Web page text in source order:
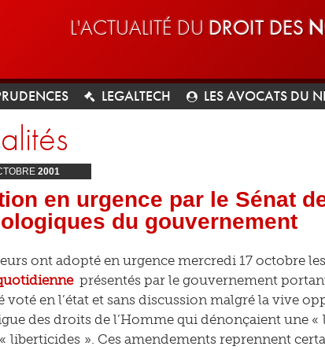
L'ACTUALITÉ DU DROIT DES
LEGALTECH LES AVOCATS DU
2001
en urgence par le Sénat
du gouvernement
ont adopté en urgence mercredi 17 octobre
présentés par le gouvernement
voté en l’état et sans discussion malgré la vive
des droits de l’Homme qui dénonçaient une
liberticides ». Ces amendements reprennent